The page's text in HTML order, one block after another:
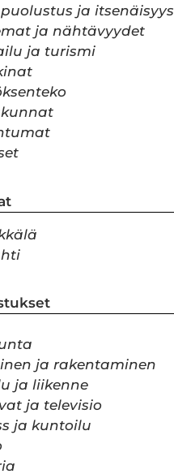
ja itsenäisyys
ja nähtävyydet
ja turismi
ja rakentaminen
ja liikenne
ja televisio
ja kuntoilu